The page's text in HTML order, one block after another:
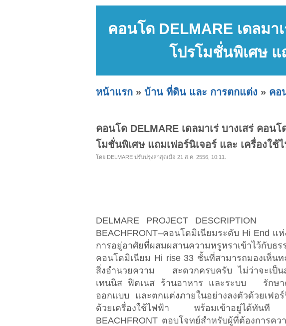
คอนโด DELMARE เดลมา
โปรโมชั่นพิเศษ แ
หน้าแรก » บ้าน ที่ดิน และ การตกแต่ง » คอ
คอนโด DELMARE เดลมาเร่ บางเสร่ คอน
โมชั่นพิเศษ แถมเฟอร์นิเจอร์ และ เครื่องใช้
โดย DELMARE ปรับปรุงล่าสุดเมื่อ 21 ส.ค. 2556, 10:11.
DELMARE PROJECT
BEACHFRONT–คอนโดมิเนียมระดับ Hi End
การอยู่อาศัยที่ผสมผสานความหรูหราเข้าไว้
คอนโดมิเนียม Hi rise 33 ชั้นที่สามารถมองเห็น
สิ่งอำนวยความ สะดวกครบครับ ไม่ว่าจะเป็
เทนนิส ฟิตเนส ร้านอาหาร และระบบ รักษ
ออกแบบ และตกแต่งภายในอย่างลงตัวด้วยเฟ
ด้วยเครื่องใช้ไฟฟ้า พร้อมเข้าอยู่ได้ทัน
BEACHFRONT ตอบโจทย์สำหรับผู้ที่ต้องการค